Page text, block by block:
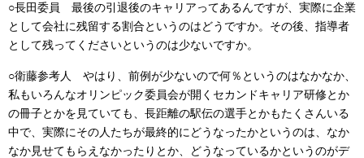
○長田委員 最後の引退後のキャリアってあるんですが、実際に企業
として会社に残留する割合というのはどうですか。その後、指導者
として残ってくださいというのは少ないですか。
○衛藤参考人 やはり、前例が少ないので何％というのはなかなか、
私もいろんなオリンピック委員会が開くセカンドキャリア研修とか
の冊子とかを見ていても、長距離の駅伝の選手とかもたくさんいる
中で、実際にその人たちが最終的にどうなったかというのは、なか
なか見せてもらえなかったりとか、どうなっているかというのがデ